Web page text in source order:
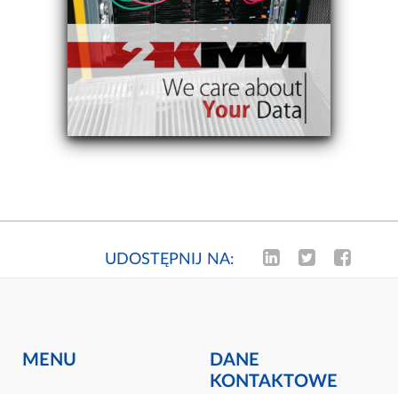
UDOSTĘPNIJ NA:
MENU
DANE
KONTAKTOWE